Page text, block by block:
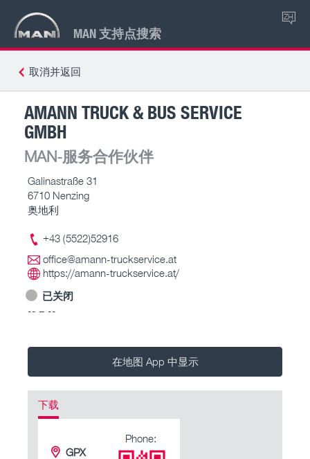
MAN 支持点搜索
ZH
取消并返回
AMANN TRUCK & BUS SERVICE
GMBH
MAN-服务合作伙伴
Galinastraße 31
6710 Nenzing
奥地利
+43 (5522)52916
office@amann-truckservice.at
https://amann-truckservice.at/
已关闭
-- – --
在地图 App 中显示
下载
GPX
Phone: